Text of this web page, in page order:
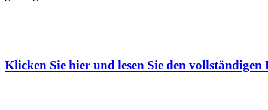
Klicken Sie hier und lesen Sie den vollständigen